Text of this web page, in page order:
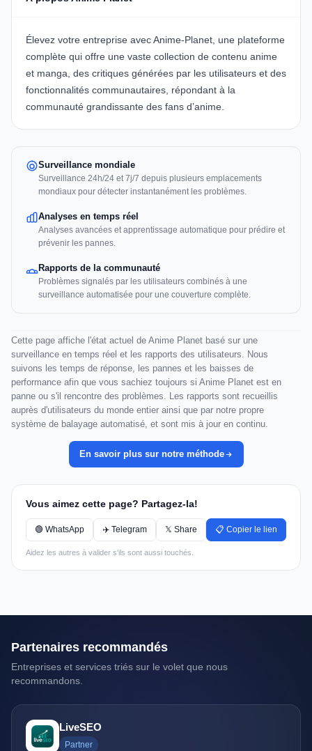
Élevez votre entreprise avecAnime-Planet, une plateforme
complète qui offre une vaste collection de contenu anime
et manga, des critiques générées par les utilisateurs et des
fonctionnalités communautaires, répondant à la
communauté grandissante des fans d’anime.
Surveillance mondiale
Surveillance 24h/24 et 7j/7 depuis plusieurs emplacements
mondiaux pour détecter instantanément les problèmes.
Analyses en temps réel
Analyses avancées et apprentissage automatique pour prédire et
prévenir les pannes.
Rapports de la communauté
Problèmes signalés par les utilisateurs combinés à une
surveillance automatisée pour une couverture complète.
Cette page affiche l'état actuel de Anime Planet basé sur une
surveillance en temps réel et les rapports des utilisateurs. Nous
suivons les temps de réponse, les pannes et les baisses de
performance afin que vous sachiez toujours si Anime Planet est en
panne ou s'il rencontre des problèmes. Les rapports sont recueillis
auprès d'utilisateurs du monde entier ainsi que par notre propre
système de balayage automatisé, et sont mis à jour en continu.
En savoir plus sur notre méthode
Vous aimez cette page? Partagez-la!
🟢 WhatsApp ✈️ Telegram 𝕏 Share 📋 Copier le lien
Aidez les autres à valider s'ils sont aussi touchés.
Partenaires recommandés
Entreprises et services triés sur le volet que nous
recommandons.
LiveSEO
Partner